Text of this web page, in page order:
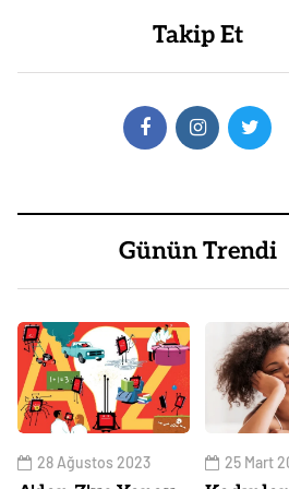
Takip Et
Günün Trendi
28 Ağustos 2023 25 Mart